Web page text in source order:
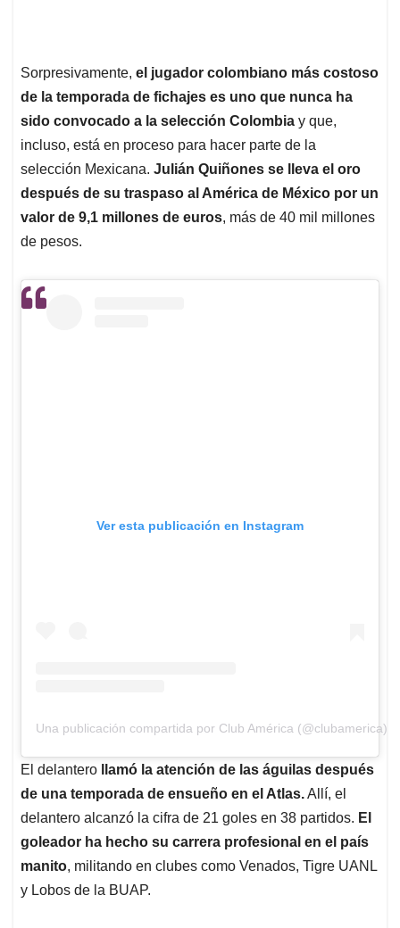
Sorpresivamente, el jugador colombiano más costoso
de la temporada de fichajes es uno que nunca ha
sido convocado a la selección Colombia y que,
incluso, está en proceso para hacer parte de la
selección Mexicana. Julián Quiñones se lleva el oro
después de su traspaso al América de México por un
valor de 9,1 millones de euros, más de 40 mil millones
de pesos.
Ver esta publicación en Instagram
Una publicación compartida por Club América (@clubamerica)
El delantero
llamó la atención de las águilas después
de una temporada de ensueño en el Atlas.Allí, el
delantero alcanzó la cifra de 21 goles en 38 partidos. El
goleador ha hecho su carrera profesional en el país
manito, militando en clubes como Venados, Tigre UANL
y Lobos de la BUAP.